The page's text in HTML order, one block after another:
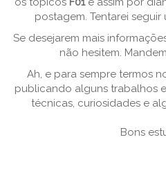
postagem. Tentarei
Se desejarem mais
não hesitem.
Ah, e para sempre termos
publicando alguns trabalhos
técnicas, curiosidades e
Bons